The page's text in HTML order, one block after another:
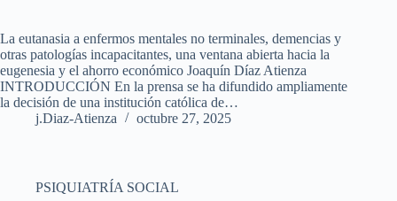
La eutanasia a enfermos mentales no terminales, demencias y
otras patologías incapacitantes, una ventana abierta hacia la
eugenesia y el ahorro económico Joaquín Díaz Atienza
INTRODUCCIÓN En la prensa se ha difundido ampliamente
la decisión de una institución católica de…
j.Diaz-Atienza
octubre 27, 2025
PSIQUIATRÍA SOCIAL